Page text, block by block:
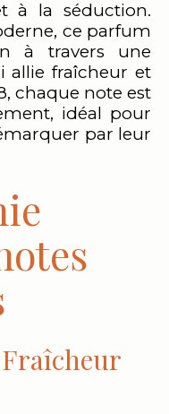
à la séduction.
ce parfum
à travers une
allie fraîcheur et
chaque note est
idéal pour
par leur
Fraîcheur